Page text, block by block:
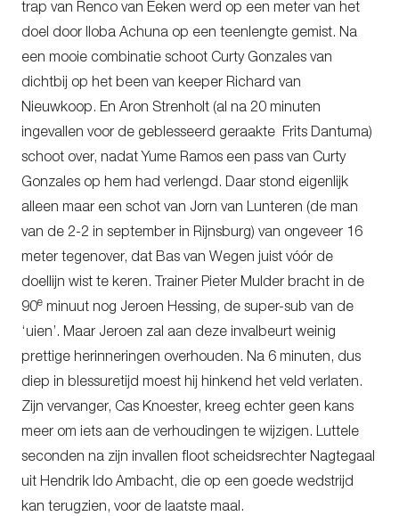
trap van Renco van Eeken werd op een meter van het
doel door Iloba Achuna op een teenlengte gemist. Na
een mooie combinatie schoot Curty Gonzales van
dichtbij op het been van keeper Richard van
Nieuwkoop. En Aron Strenholt (al na 20 minuten
ingevallen voor de geblesseerd geraakte Frits Dantuma)
schoot over, nadat Yume Ramos een pass van Curty
Gonzales op hem had verlengd. Daar stond eigenlijk
alleen maar een schot van Jorn van Lunteren (de man
van de 2-2 in september in Rijnsburg) van ongeveer 16
meter tegenover, dat Bas van Wegen juist vóór de
doellijn wist te keren. Trainer Pieter Mulder bracht in de
90e minuut nog Jeroen Hessing, de super-sub van de
‘uien’. Maar Jeroen zal aan deze invalbeurt weinig
prettige herinneringen overhouden. Na 6 minuten, dus
diep in blessuretijd moest hij hinkend het veld verlaten.
Zijn vervanger, Cas Knoester, kreeg echter geen kans
meer om iets aan de verhoudingen te wijzigen. Luttele
seconden na zijn invallen floot scheidsrechter Nagtegaal
uit Hendrik Ido Ambacht, die op een goede wedstrijd
kan terugzien, voor de laatste maal.